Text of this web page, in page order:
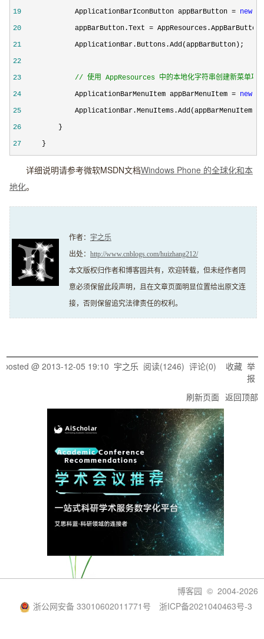
19
             ApplicationBarIconButton appBarButton =
new
20
             appBarButton.Text =
21
22
23
// 使用 AppResources 中的本地化字符串创建新菜单项
24
             ApplicationBarMenuItem appBarMenuItem =
new
25
26
27
     }
详细说明请参考微软MSDN文档Windows Phone 的全球化和本
地化。
作者： 宇之乐
出处： http://www.cnblogs.com/huizhang212/
本文版权归作者和博客园共有，欢迎转载，但未经作者同
意必须保留此段声明，且在文章页面明显位置给出原文连
接，否则保留追究法律责任的权利。
posted @ 2013-12-05 19:10 宇之乐 阅读(1246) 评论(0) 收藏 举
报
刷新页面 返回顶部
博客园 © 2004-2026
浙公网安备 33010602011771号
浙ICP备2021040463号-3